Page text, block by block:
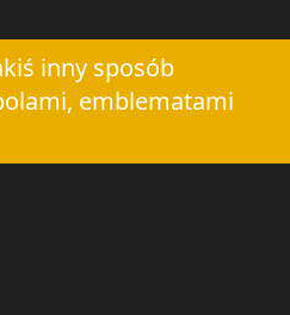
inny sposób
emblematami